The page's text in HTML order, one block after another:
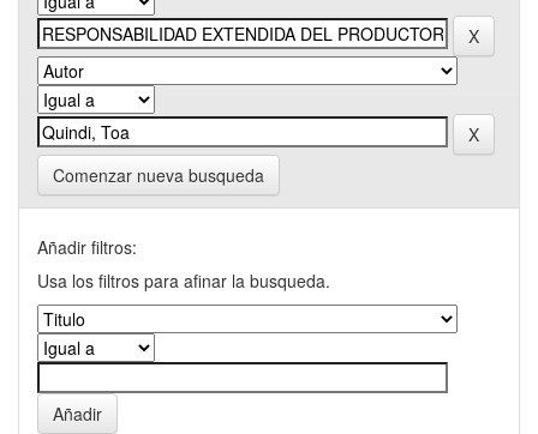
Comenzar nueva busqueda
Añadir filtros:
Usa los filtros para afinar la busqueda.